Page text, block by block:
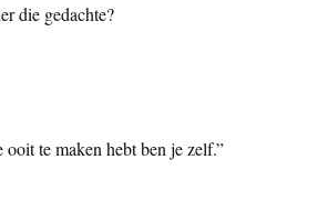
die gedachte?
te maken hebt ben je zelf.”